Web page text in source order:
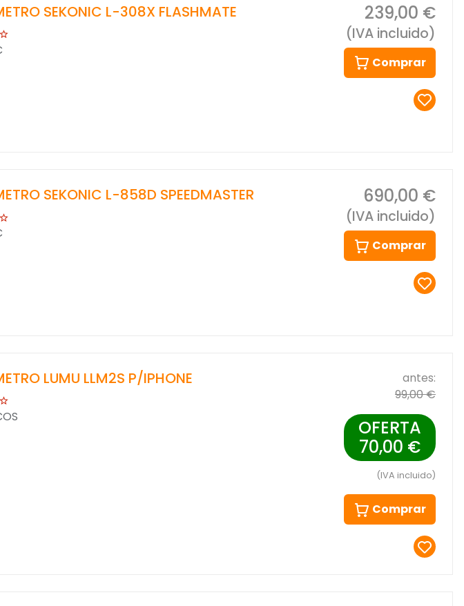
SEKONIC L-308X FLASHMATE 239,00 €
(IVA incluido)
Comprar
SEKONIC L-858D SPEEDMASTER 690,00 €
(IVA incluido)
Comprar
LUMU LLM2S P/IPHONE
antes:
99,00 €
OFERTA
70,00 €
(IVA incluido)
Comprar